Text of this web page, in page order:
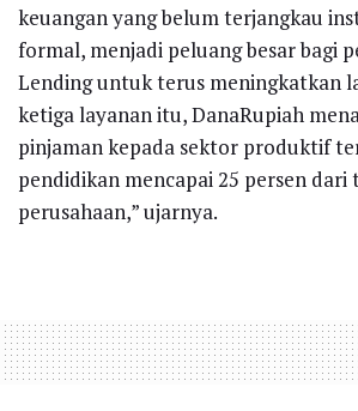
keuangan yang belum terjangkau
formal, menjadi peluang besar bagi
Lending untuk terus meningkatkan
ketiga layanan itu, DanaRupiah
pinjaman kepada sektor produktif
pendidikan mencapai 25 persen
perusahaan,” ujarnya.